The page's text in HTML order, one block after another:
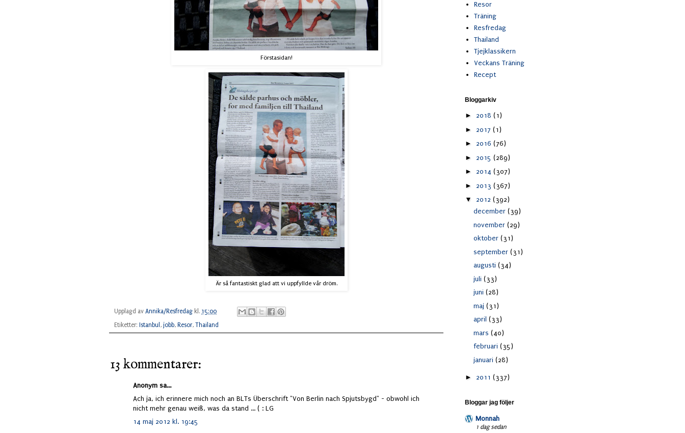
Förstasidan!
Är så fantastiskt glad att vi uppfyllde vår dröm.
Upplagd av Annika/Resfredag kl. 15:00
Etiketter: Istanbul , jobb, Resor, Thailand
13 kommentarer:
Anonym sa...
Ach ja, ich erinnere mich noch an BLTs Überschrift "Von Berlin nach Spjutsbygd" - obwohl ich
nicht mehr genau weiß, was da stand ... ( : LG
14 maj 2012 kl. 19:45
Resor
Träning
Resfredag
Thailand
Tjejklassikern
Veckans Träning
Recept
Bloggarkiv
► 2018 (1)
► 2017 (1)
► 2016 (76)
► 2015 (289)
► 2014 (307)
► 2013 (367)
▼ 2012 (392)
december (39)
november (29)
oktober (31)
september (31)
augusti (34)
juli (33)
juni (28)
maj (31)
april (33)
mars (40)
februari (35)
januari (28)
► 2011 (337)
Bloggar jag följer
Monnah
1 dag sedan